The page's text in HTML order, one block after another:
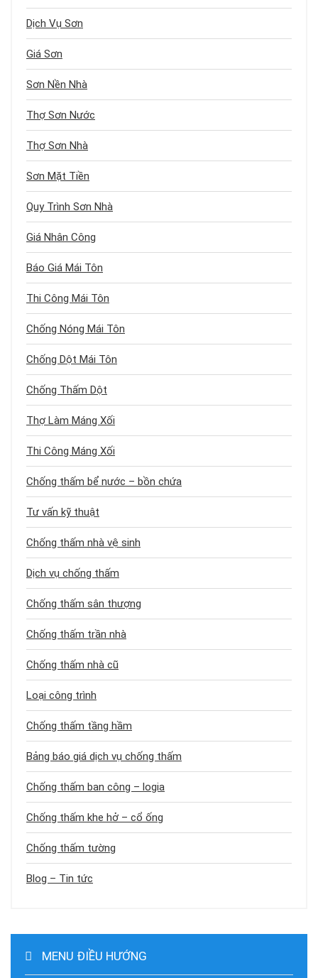
Dịch Vụ Sơn
Giá Sơn
Sơn Nền Nhà
Thợ Sơn Nước
Thợ Sơn Nhà
Sơn Mặt Tiền
Quy Trình Sơn Nhà
Giá Nhân Công
Báo Giá Mái Tôn
Thi Công Mái Tôn
Chống Nóng Mái Tôn
Chống Dột Mái Tôn
Chống Thấm Dột
Thợ Làm Máng Xối
Thi Công Máng Xối
Chống thấm bể nước – bồn chứa
Tư vấn kỹ thuật
Chống thấm nhà vệ sinh
Dịch vụ chống thấm
Chống thấm sân thượng
Chống thấm trần nhà
Chống thấm nhà cũ
Loại công trình
Chống thấm tầng hầm
Bảng báo giá dịch vụ chống thấm
Chống thấm ban công – logia
Chống thấm khe hở – cổ ống
Chống thấm tường
Blog – Tin tức
MENU ĐIỀU HƯỚNG